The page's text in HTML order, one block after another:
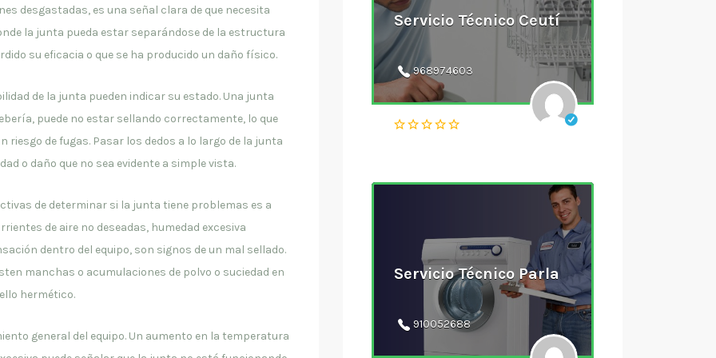
desgastadas, es una señal clara de que necesita
la junta pueda estar separándose de la estructura
su eficacia o que se ha producido un daño físico.
de la junta pueden indicar su estado. Una junta
puede no estar sellando correctamente, lo que
riesgo de fugas. Pasar los dedos a lo largo de la junta
o daño que no sea evidente a simple vista.
de determinar si la junta tiene problemas es a
de aire no deseadas, humedad excesiva
dentro del equipo, son signos de un mal sellado.
manchas o acumulaciones de polvo o suciedad en
hermético.
general del equipo. Un aumento en la temperatura
Servicio Técnico Ceutí
968974603
Servicio Técnico Parla
910052688